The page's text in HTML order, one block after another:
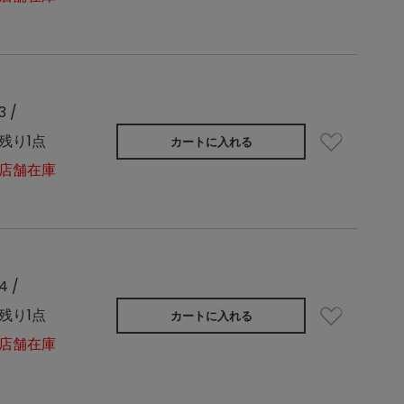
/
り1点
舗在庫
カートに入れる
/
り1点
舗在庫
カートに入れる